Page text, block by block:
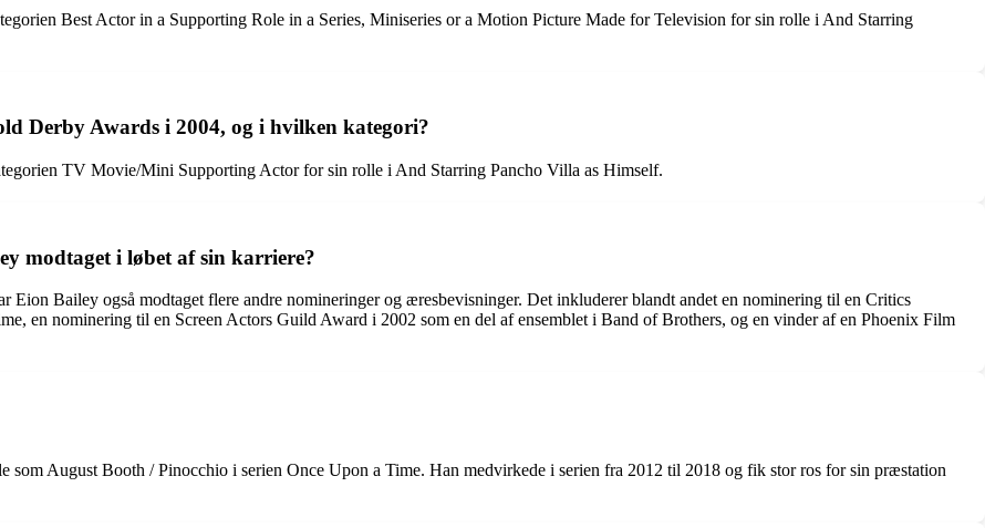
Best Actor in a Supporting Role in a Series, Miniseries or a Motion Picture Made for Television for sin rolle i And Starring
Derby Awards i 2004, og i hvilken kategori?
TV Movie/Mini Supporting Actor for sin rolle i And Starring Pancho Villa as Himself.
modtaget i løbet af sin karriere?
Bailey også modtaget flere andre nomineringer og æresbevisninger. Det inkluderer blandt andet en nominering til en Critics
en nominering til en Screen Actors Guild Award i 2002 som en del af ensemblet i Band of Brothers, og en vinder af en Phoenix Film
som August Booth / Pinocchio i serien Once Upon a Time. Han medvirkede i serien fra 2012 til 2018 og fik stor ros for sin præstation